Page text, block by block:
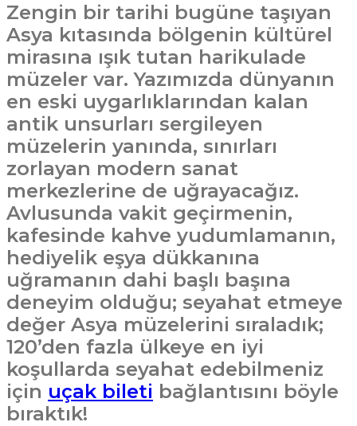
Zengin bir tarihi bugüne taşıyan
Asya kıtasında bölgenin kültürel
mirasına ışık tutan harikulade
müzeler var. Yazımızda dünyanın
en eski uygarlıklarından kalan
antik unsurları sergileyen
müzelerin yanında, sınırları
zorlayan modern sanat
merkezlerine de uğrayacağız.
Avlusunda vakit geçirmenin,
kafesinde kahve yudumlamanın,
hediyelik eşya dükkanına
uğramanın dahi başlı başına
deneyim olduğu; seyahat etmeye
değer Asya müzelerini sıraladık;
120’den fazla ülkeye en iyi
koşullarda seyahat edebilmeniz
için uçak bileti bağlantısını böyle
bıraktık!